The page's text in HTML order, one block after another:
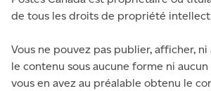
de tous les droits de propriété
Vous ne pouvez pas publier, afficher,
le contenu sous aucune forme ni
vous en avez au préalable obtenu le